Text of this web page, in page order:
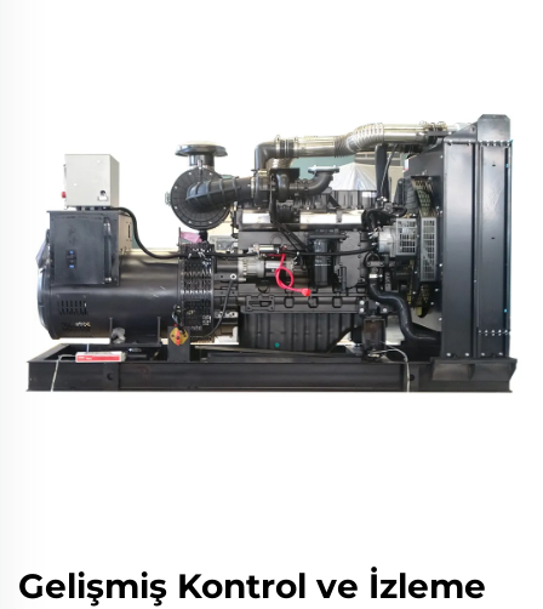
Gelişmiş Kontrol ve İzleme